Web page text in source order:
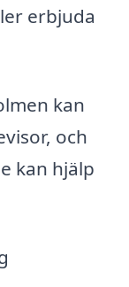
erbjuda
kan
och
kan hjälp